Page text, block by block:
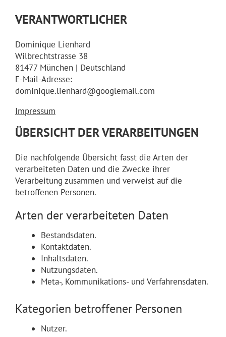
VERANTWORTLICHER
Dominique Lienhard
Wilbrechtstrasse 38
81477 München | Deutschland
E-Mail-Adresse:
dominique.lienhard@googlemail.com
Impressum
ÜBERSICHT DER VERARBEITUNGEN
Die nachfolgende Übersicht fasst die Arten der
verarbeiteten Daten und die Zwecke ihrer
Verarbeitung zusammen und verweist auf die
betroffenen Personen.
Arten der verarbeiteten Daten
Bestandsdaten.
Kontaktdaten.
Inhaltsdaten.
Nutzungsdaten.
Meta-, Kommunikations- und Verfahrensdaten.
Kategorien betroffener Personen
Nutzer.